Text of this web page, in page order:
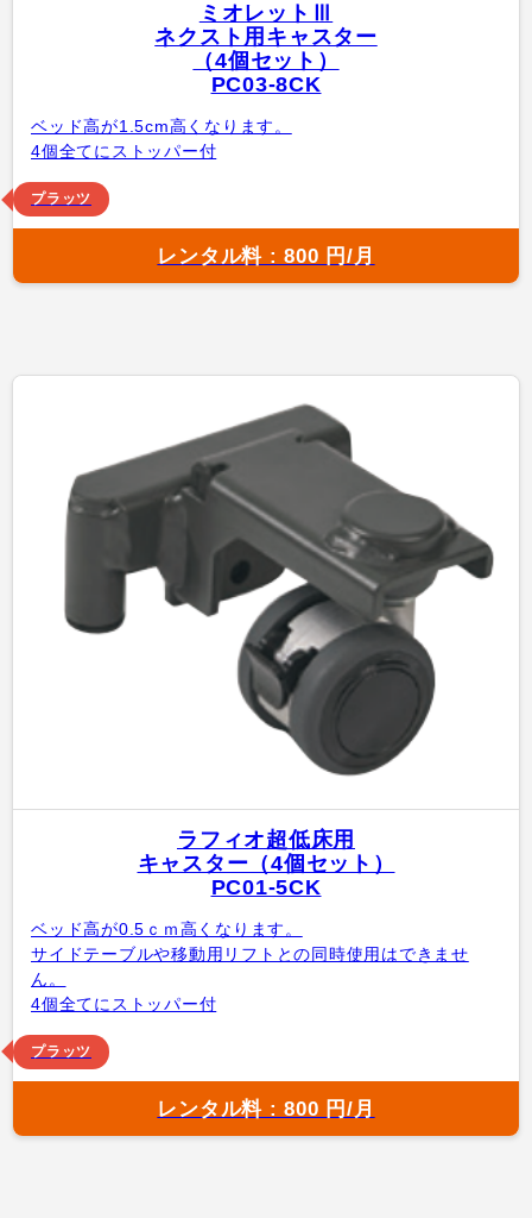
ミオレットⅢ
ネクスト用キャスター
（4個セット）
PC03-8CK
ベッド高が1.5cm高くなります。
4個全てにストッパー付
プラッツ
レンタル料 : 800 円/月
ラフィオ超低床用
キャスター（4個セット）
PC01-5CK
ベッド高が0.5ｃｍ高くなります。
サイドテーブルや移動用リフトとの同時使用はできませ
ん。
4個全てにストッパー付
プラッツ
レンタル料 : 800 円/月